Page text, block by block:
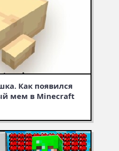
Как появился
мем в Minecraft